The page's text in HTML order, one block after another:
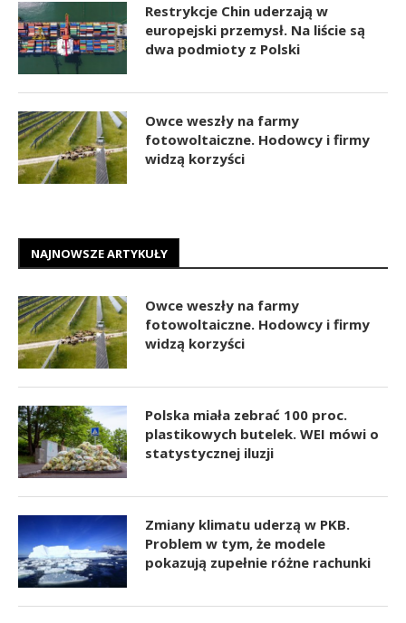
Restrykcje Chin uderzają w
europejski przemysł. Na liście są
dwa podmioty z Polski
Owce weszły na farmy
fotowoltaiczne. Hodowcy i firmy
widzą korzyści
NAJNOWSZE ARTYKUŁY
Owce weszły na farmy
fotowoltaiczne. Hodowcy i firmy
widzą korzyści
Polska miała zebrać 100 proc.
plastikowych butelek. WEI mówi o
statystycznej iluzji
Zmiany klimatu uderzą w PKB.
Problem w tym, że modele
pokazują zupełnie różne rachunki